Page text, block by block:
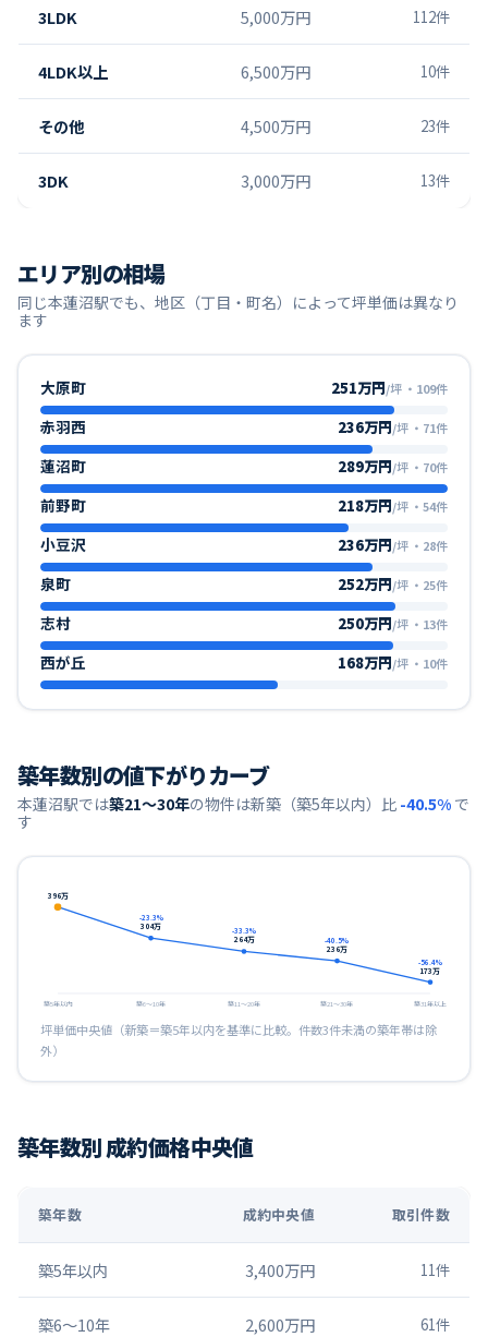
3LDK 5,000万円 112件
4LDK以上 6,500万円 10件
その他 4,500万円 23件
3DK 3,000万円 13件
エリア別の相場
同じ本蓮沼駅でも、地区（丁目・町名）によって坪単価は異なり
ます
大原町 251万円/坪 ・ 109件
赤羽西 236万円/坪 ・ 71件
蓮沼町 289万円/坪 ・ 70件
前野町 218万円/坪 ・ 54件
小豆沢 236万円/坪 ・ 28件
泉町 252万円/坪 ・ 25件
志村 250万円/坪 ・ 13件
西が丘 168万円/坪 ・ 10件
築年数別の値下がりカーブ
本蓮沼駅では築21〜30年の物件は新築（築5年以内）比 -40.5% で
す
396万
築5年以内
304万
-23.3%
築6〜10年
264万
-33.3%
築11〜20年
236万
-40.5%
築21〜30年
173万
-56.4%
築31年以上
坪単価中央値（新築＝築5年以内を基準に比較。件数3件未満の築年帯は除
外）
築年数別 成約価格中央値
築年数 成約中央値 取引件数
築5年以内 3,400万円 11件
築6〜10年 2,600万円 61件